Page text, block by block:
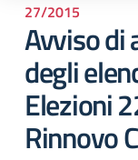
27/2015
Avviso di
degli
Elezioni
Rinnovo